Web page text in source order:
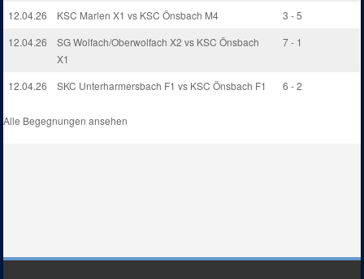
12.04.26
KSC Marlen X1 vs KSC Önsbach M4
3 - 5
12.04.26
SG Wolfach/Oberwolfach X2 vs KSC Önsbach
X1
7 - 1
12.04.26 SKC Unterharmersbach F1 vs KSC Önsbach F1 6 - 2
Alle Begegnungen ansehen